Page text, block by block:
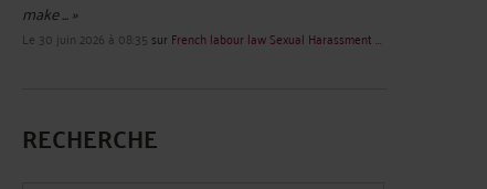
make ... »
Le 30 juin 2026 à 08:35 sur French labour law Sexual Harassment ...
RECHERCHE